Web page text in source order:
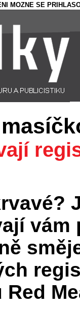
MOZNE SE
vám